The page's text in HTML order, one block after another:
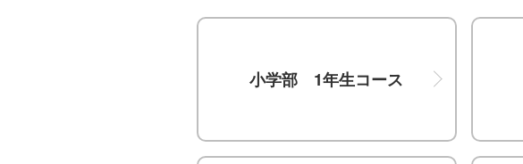
小学部 1年生コース